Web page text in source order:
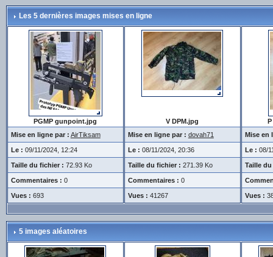
Les 5 dernières images mises en ligne
PGMP gunpoint.jpg
Mise en ligne par : AirTiksam
Le : 09/11/2024, 12:24
Taille du fichier : 72.93 Ko
Commentaires : 0
Vues : 693
V DPM.jpg
Mise en ligne par : dovah71
Le : 08/11/2024, 20:36
Taille du fichier : 271.39 Ko
Commentaires : 0
Vues : 41267
Mise en
Le : 08/
Taille
Vues :
5 images aléatoires